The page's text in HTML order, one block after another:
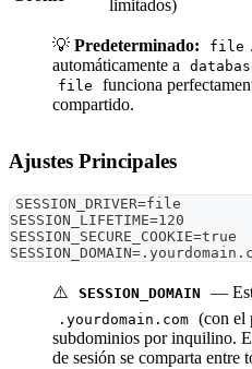
limitados)
💡 Predeterminado: file
automáticamente a
file
funciona
compartido.
Ajustes Principales
SESSION_DRIVER=file
SESSION_LIFETIME=120
⚠️ SESSION_DOMAIN —
.yourdomain.com (con el
subdominios por inquilino.
de sesión se comparta entre